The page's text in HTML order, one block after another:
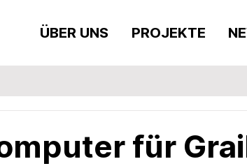
ÜBER UNS PROJEKTE
für